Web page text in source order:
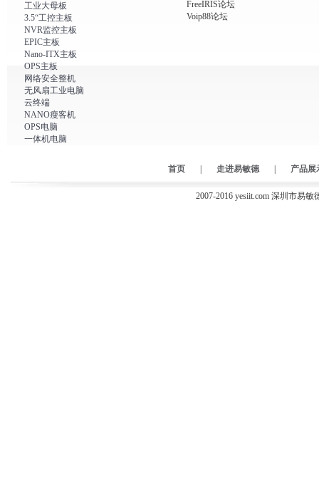
工业大母板
3.5“工控主板
NVR监控主板
EPIC主板
Nano-ITX主板
OPS主板
网络安全整机
无风扇工业电脑
云终端
NANO瘦客机
OPS电脑
一体机电脑
FreeIRIS论坛
Voip88论坛
首页 走进易敏德 产品展
2007-2016 yesiit.com 深圳市易